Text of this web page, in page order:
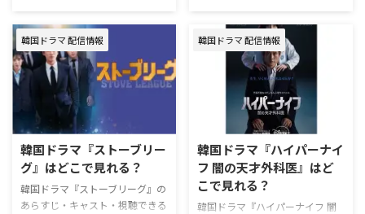
なら31 …
『恋慕』配信情報 『恋慕』は
Netflixで独占配信中。 韓国ドラマ
『恋慕』作品情報 『恋慕』は、
亡き兄に代わり男装の王世子とし
て生きる運命を背負った女性と、
その師が繰り広げる宮廷ロマン
ス。 作品名『恋慕』 原題연모
（英題：The King’s Affection）原
作イ・ソヨンの漫画「연모」チャ
ンネルKBS2放送期間2021年10月
11日〜12月14日 話数全20話 演
出ソン・ヒョヌク、イ・ヒョンソ
る動画配信サービスやあらすじ、
キャストなどの情報をまとめた。
韓国ドラマ『ワンダーフールズ』
配信情報 『ワンダーフールズ』
はNetflixで2026年5月15日（金）
に独占配信スタート。 韓国ドラ
マ『ワンダーフールズ』作品情報
『ワンダーフールズ』は、終末論
が渦巻いていた1999年に、ひょ
んなことから超能力を手にした街
のならず者たちが、平和を脅かす
ヴィランに立ち向かう姿を描く、
超能力コミック・アクションアド
韓国ドラマ 配信情報
韓国ドラマ『ストーブリー
グ』はどこで見れる？
韓国ドラマ『ストーブリーグ』の
あらすじ・キャスト・視聴できる
韓国ドラマ 配信情報
韓国ドラマ『ハイパーナイ
フ 闇の天才外科医』はど
こで見れる？
韓国ドラマ『ハイパーナイフ 闇